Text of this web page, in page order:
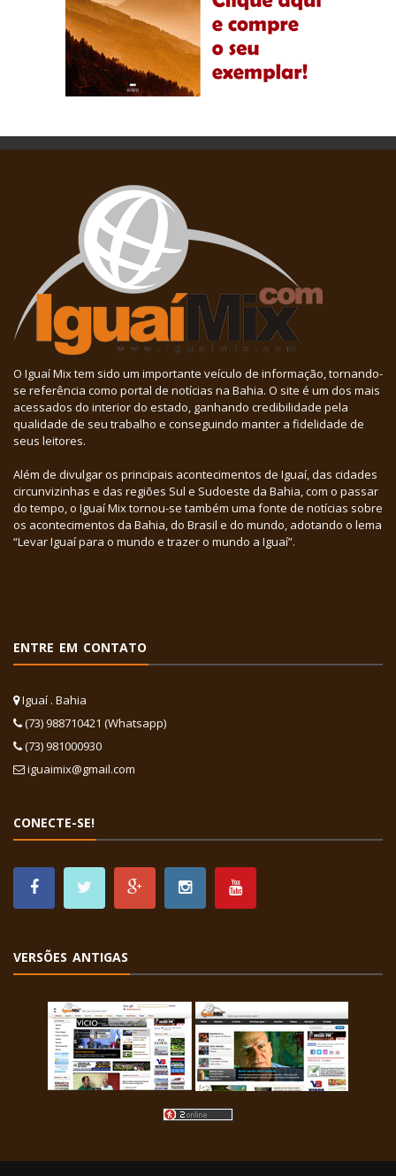
O Iguaí Mix tem sido um importante veículo de informação, tornando-
se referência como portal de notícias na Bahia. O site é um dos mais
acessados do interior do estado, ganhando credibilidade pela
qualidade de seu trabalho e conseguindo manter a fidelidade de
seus leitores.
Além de divulgar os principais acontecimentos de Iguaí, das cidades
circunvizinhas e das regiões Sul e Sudoeste da Bahia, com o passar
do tempo, o Iguaí Mix tornou-se também uma fonte de notícias sobre
os acontecimentos da Bahia, do Brasil e do mundo, adotando o lema
“Levar Iguaí para o mundo e trazer o mundo a Iguaí”.
ENTRE EM CONTATO
Iguaí . Bahia
(73) 988710421 (Whatsapp)
(73) 981000930
iguaimix@gmail.com
CONECTE-SE!
VERSÕES ANTIGAS